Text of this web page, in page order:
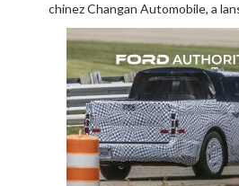
chinez Changan Automobile, a